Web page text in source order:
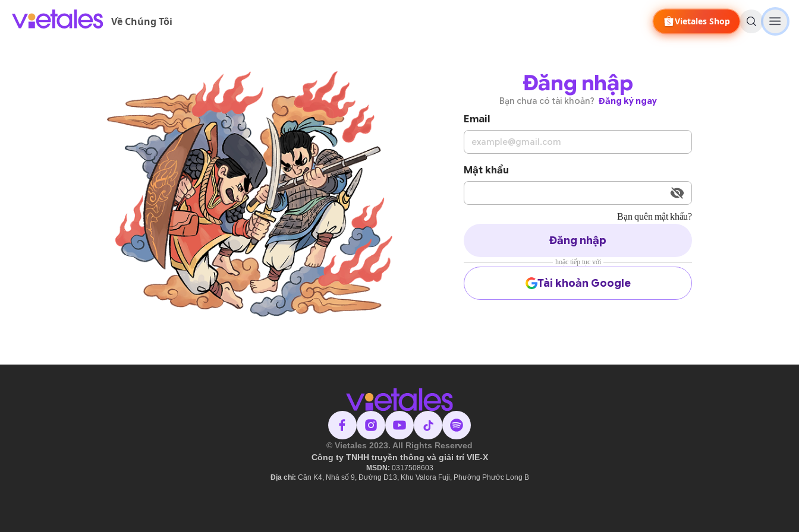
Về Chúng Tôi Vietales Shop
Đăng nhập
Bạn chưa có tài khoản? Đăng ký ngay
Email
Mật khẩu
Bạn quên mật khẩu?
Đăng nhập
hoặc tiếp tục với
Tài khoản Google
© Vietales 2023. All Rights Reserved
Công ty TNHH truyền thông và giải trí VIE-X
MSDN: ​ 0317508603
Địa chỉ: Căn K4, Nhà số 9, Đường D13, Khu Valora Fuji, Phường Phước Long B